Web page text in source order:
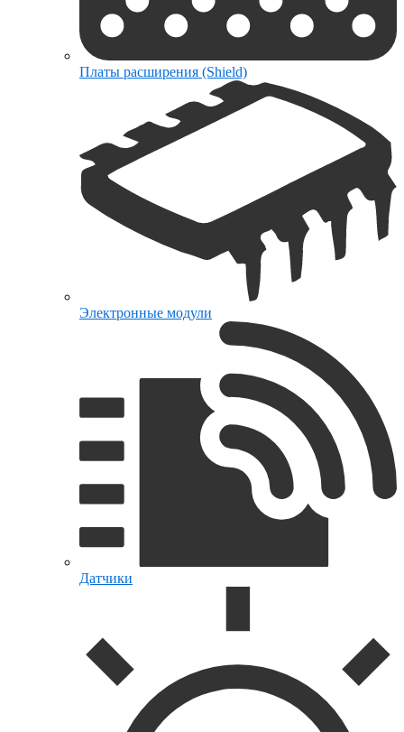
Платы расширения (Shield)
Электронные модули
Датчики